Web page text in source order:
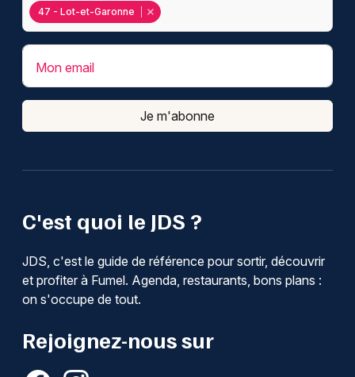
C'est quoi le JDS ?
JDS, c'est le guide de référence pour sortir, découvrir
et profiter à Fumel. Agenda, restaurants, bons plans :
on s'occupe de tout.
Rejoignez-nous sur
47 - Lot-et-Garonne
Mon email
Je m'abonne